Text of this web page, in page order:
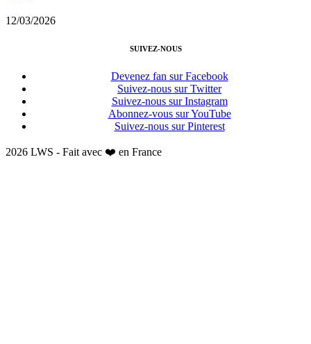
12/03/2026
SUIVEZ-NOUS
Devenez fan sur Facebook
Suivez-nous sur Twitter
Suivez-nous sur Instagram
Abonnez-vous sur YouTube
Suivez-nous sur Pinterest
2026 LWS - Fait avec ❤️ en France